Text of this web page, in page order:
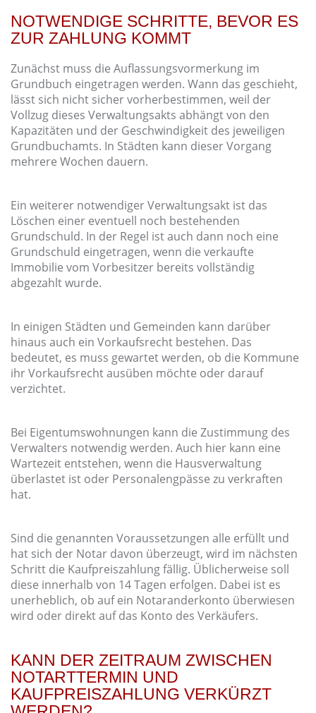
NOTWENDIGE SCHRITTE, BEVOR ES
ZUR ZAHLUNG KOMMT
Zunächst muss die Auflassungsvormerkung im
Grundbuch eingetragen werden. Wann das geschieht,
lässt sich nicht sicher vorherbestimmen, weil der
Vollzug dieses Verwaltungsakts abhängt von den
Kapazitäten und der Geschwindigkeit des jeweiligen
Grundbuchamts. In Städten kann dieser Vorgang
mehrere Wochen dauern.
Ein weiterer notwendiger Verwaltungsakt ist das
Löschen einer eventuell noch bestehenden
Grundschuld. In der Regel ist auch dann noch eine
Grundschuld eingetragen, wenn die verkaufte
Immobilie vom Vorbesitzer bereits vollständig
abgezahlt wurde.
In einigen Städten und Gemeinden kann darüber
hinaus auch ein Vorkaufsrecht bestehen. Das
bedeutet, es muss gewartet werden, ob die Kommune
ihr Vorkaufsrecht ausüben möchte oder darauf
verzichtet.
Bei Eigentumswohnungen kann die Zustimmung des
Verwalters notwendig werden. Auch hier kann eine
Wartezeit entstehen, wenn die Hausverwaltung
überlastet ist oder Personalengpässe zu verkraften
hat.
Sind die genannten Voraussetzungen alle erfüllt und
hat sich der Notar davon überzeugt, wird im nächsten
Schritt die Kaufpreiszahlung fällig. Üblicherweise soll
diese innerhalb von 14 Tagen erfolgen. Dabei ist es
unerheblich, ob auf ein Notaranderkonto überwiesen
wird oder direkt auf das Konto des Verkäufers.
KANN DER ZEITRAUM ZWISCHEN
NOTARTTERMIN UND
KAUFPREISZAHLUNG VERKÜRZT